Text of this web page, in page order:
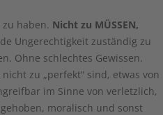
haben. Nicht zu MÜSSEN,
Ungerechtigkeit zuständig zu
Ohne schlechtes Gewissen.
zu „perfekt“ sind, etwas von
im Sinne von verletzlich,
moralisch und sonst